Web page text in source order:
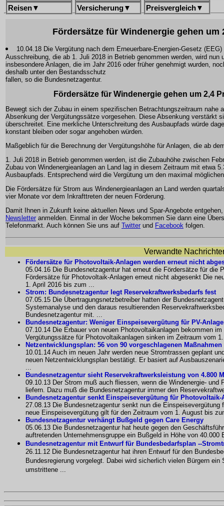
Reisen▼ Versicherung▼ Preisvergleich▼
Fördersätze für Windenergie gehen um
10.04.18 Die Vergütung nach dem Erneuerbare-Energien-Gesetz
Ausschreibung, die ab 1. Juli 2018 in Betrieb genommen werden, wird
insbesondere Anlagen, die im Jahr 2016 oder früher genehmigt wurden,
deshalb unter den Bestandsschutz
fallen, so die Bundesnetzagentur.
Fördersätze für Windenergie gehen um 2,4
Bewegt sich der Zubau in einem spezifischen Betrachtungszeitraum nahe
Absenkung der Vergütungssätze vorgesehen. Diese Absenkung verstärkt
überschreitet. Eine merkliche Unterschreitung des Ausbaupfads würde
konstant bleiben oder sogar angehoben würden.
Maßgeblich für die Berechnung der Vergütungshöhe für Anlagen, die ab
1. Juli 2018 in Betrieb genommen werden, ist die Zubauhöhe zwischen
Zubau von Windenergieanlagen an Land lag in diesem Zeitraum mit etwa
Ausbaupfads. Entsprechend wird die Vergütung um den maximal
Die Fördersätze für Strom aus Windenergieanlagen an Land werden
vier Monate vor dem Inkrafttreten der neuen Förderung.
Damit Ihnen in Zukunft keine aktuellen News und Spar-Angebote
Newsletter anmelden. Einmal in der Woche bekommen Sie dann eine
Telefonmarkt. Auch können Sie uns auf Twitter und Facebook folgen.
Verwandte
Fördersätze für Photovoltaik-Anlagen werden erneut nicht
05.04.16 Die Bundesnetzagentur hat erneut die Fördersätze für die
Fördersätze für Photovoltaik-Anlagen erneut nicht abgesenkt Die
1. April 2016 bis zum ...
Strom: Bundesnetzagentur legt Reservekraftwerksbedarfs fest
07.05.15 Die Übertragungsnetzbetreiber hatten der
Systemanalyse und den daraus resultierenden
Bundesnetzagentur mit. ...
Bundesnetzagentur: Weniger Einspeisevergütung für PV-
07.10.14 Die Erbauer von neuen Photovoltaikanlagen bekommen
Vergütungssätze für Photovoltaikanlagen sinken im Zeitraum vom
Netzentwicklungsplan: 56 von 90 vorgeschlagenen
10.01.14 Auch im neuen Jahr werden neue Stromtrassen geplant
neuen Netzentwicklungsplan bestätigt. Er basiert auf
...
Bundesnetzagentur sieht Reservekraftwerksleistung von 4.800
09.10.13 Der Strom muß auch fliessen, wenn die Windenergie- und
liefern. Dazu muß die Bundesnetzagentur immer den
Bundesnetzagentur senkt Einspeisevergütung für
27.08.13 Die Bundesnetzagentur senkt nun die
neue Einspeisevergütung gilt für den Zeitraum vom 1. August bis
Bundesnetzagentur verhängt Bußgeld gegen Care Energy
05.06.13 Die Bundesnetzagentur hat heute gegen den
auftretenden Unternehmensgruppe ein Bußgeld in Höhe von
Bundesnetzagentur mit Entwurf für Bundesbedarfsplan --
26.11.12 Die Bundesnetzagentur hat ihren Entwurf für den
Bundesregierung vorgelegt. Dabei wird sicherlich vielen Bürgern
umstrittene ...